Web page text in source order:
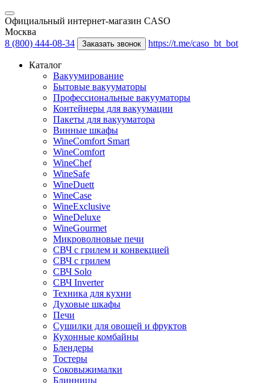
Официальный интернет-магазин CASO
Москва
8 (800) 444-08-34
Заказать звонок https://t.me/caso_bt_bot
Каталог
Вакуумирование
Бытовые вакууматоры
Профессиональные вакууматоры
Контейнеры для вакуумации
Пакеты для вакууматора
Винные шкафы
WineComfort Smart
WineComfort
WineChef
WineSafe
WineDuett
WineCase
WineExclusive
WineDeluxe
WineGourmet
Микроволновые печи
СВЧ с грилем и конвекцией
СВЧ с грилем
СВЧ Solo
СВЧ Inverter
Техника для кухни
Духовые шкафы
Печи
Сушилки для овощей и фруктов
Кухонные комбайны
Блендеры
Тостеры
Соковыжималки
Блинницы